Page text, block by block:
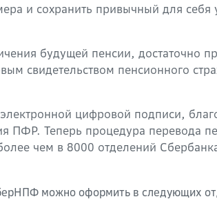
и сохранить привычный для
будущей пенсии, достаточно
свидетельством пенсионного
цифровой подписи,
ПФР. Теперь процедура перевода
чем в 8000 отделений
можно оформить в следующих